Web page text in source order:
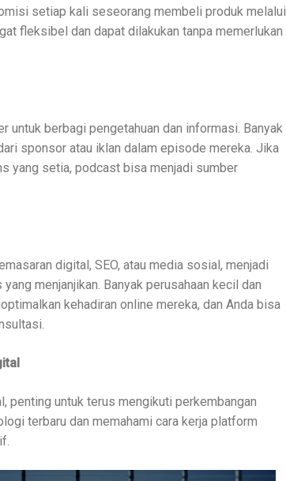
setiap kali seseorang membeli produk melalui
fleksibel dan dapat dilakukan tanpa memerlukan
untuk berbagi pengetahuan dan informasi. Banyak
sponsor atau iklan dalam episode mereka. Jika
yang setia, podcast bisa menjadi sumber
digital, SEO, atau media sosial, menjadi
menjanjikan. Banyak perusahaan kecil dan
kehadiran online mereka, dan Anda bisa
penting untuk terus mengikuti perkembangan
terbaru dan memahami cara kerja platform